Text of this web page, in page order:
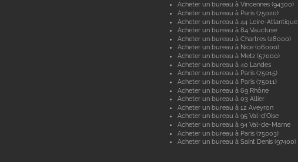
Acheter un bureau à Vincennes (94300)
Acheter un bureau à Paris (75020)
Acheter un bureau à 44 Loire-Atlantique
Acheter un bureau à 84 Vaucluse
Acheter un bureau à Chartres (28000)
Acheter un bureau à Nice (06000)
Acheter un bureau à Metz (57000)
Acheter un bureau à 40 Landes
Acheter un bureau à Paris (75015)
Acheter un bureau à Paris (75011)
Acheter un bureau à 69 Rhône
Acheter un bureau à 03 Allier
Acheter un bureau à 12 Aveyron
Acheter un bureau à 95 Val-d'Oise
Acheter un bureau à 94 Val-de-Marne
Acheter un bureau à Paris (75003)
Acheter un bureau à Saint Denis (97400)